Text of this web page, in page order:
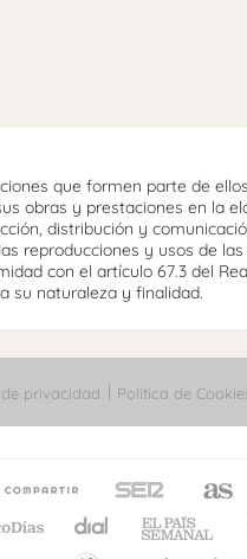
que formen parte de
obras y prestaciones en la
distribución y
reproducciones y usos de
con el artículo 67.3 del
su naturaleza y finalidad.
privacidad Política de